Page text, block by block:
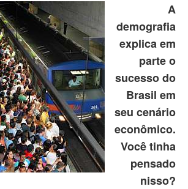
A
demografia
explica em
parte o
sucesso do
Brasil em
seu cenário
econômico.
Você tinha
pensado
nisso?